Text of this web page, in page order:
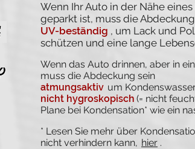
Wenn Ihr Auto in der Nähe
geparkt ist, muss die
UV-beständig , um Lack und
schützen und eine lange
Wenn das Auto drinnen, aber in
muss die Abdeckung sein
atmungsaktiv um
nicht hygroskopisch (= nicht
Plane bei Kondensation* wie ein
* Lesen Sie mehr über
nicht verhindern kann, hier .